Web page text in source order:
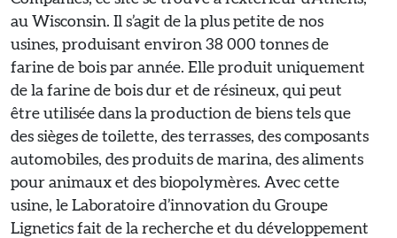
au Wisconsin. Il s’agit de la plus petite de nos
usines, produisant environ 38 000 tonnes de
farine de bois par année. Elle produit uniquement
de la farine de bois dur et de résineux, qui peut
être utilisée dans la production de biens tels que
des sièges de toilette, des terrasses, des composants
automobiles, des produits de marina, des aliments
pour animaux et des biopolymères. Avec cette
usine, le Laboratoire d’innovation du Groupe
Lignetics fait de la recherche et du développement